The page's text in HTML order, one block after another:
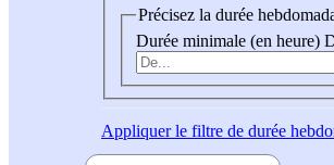
Précisez la durée
Durée minimale (en heure)
Appliquerle filtre de durée